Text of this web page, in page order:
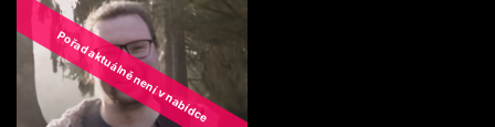
Pořad aktuálně není v nabídce